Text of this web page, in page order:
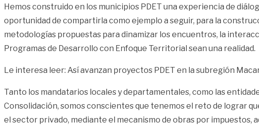
Hemos construido en los municipios PDET una experiencia de
oportunidad de compartirla como ejemplo a seguir, para la
metodologías propuestas para dinamizar los encuentros, la
Programas de Desarrollo con Enfoque Territorial sean una realidad.
Le interesa leer: Así avanzan proyectos PDET en la subregión
Tanto los mandatarios locales y departamentales, como las
Consolidación, somos conscientes que tenemos el reto de lograr
el sector privado, mediante el mecanismo de obras por